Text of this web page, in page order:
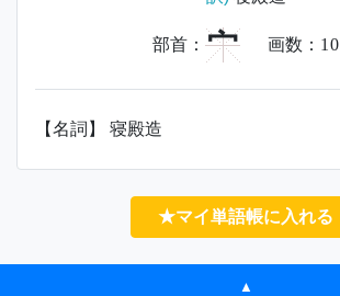
部首： 宀 画数： 10
【名詞】 寝殿造
★マイ単語帳に入れる
▲